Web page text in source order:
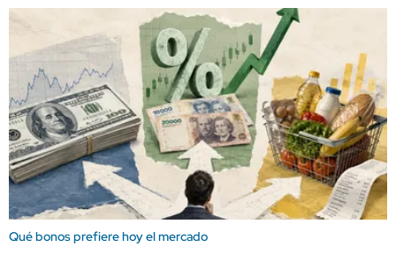
Qué bonos prefiere hoy el mercado